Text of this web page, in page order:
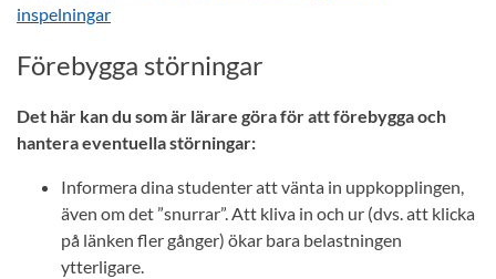
inspelningar
Förebygga störningar
Det här kan du som är lärare göra för att förebygga och
hantera eventuella störningar:
Informera dina studenter att vänta in uppkopplingen,
även om det ”snurrar”. Att kliva in och ur (dvs. att klicka
på länken fler gånger) ökar bara belastningen
ytterligare.